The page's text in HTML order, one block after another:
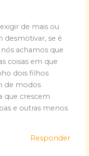
de mais ou
desmotivar, se é
achamos que
coisas em que
dois filhos
de modos
que crescem
e outras menos
Responder